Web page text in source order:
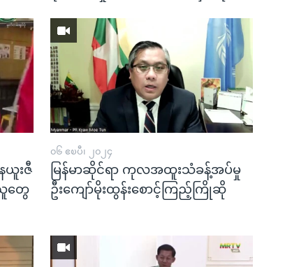
ယူးဇီ
သူတွေ
၀၆ ဧၿပီ၊ ၂၀၂၄
မြန်မာဆိုင်ရာ ကုလအထူးသံခန့်အပ်မှု
ဦးကျော်မိုးထွန်းစောင့်ကြည့်ကြိုဆို